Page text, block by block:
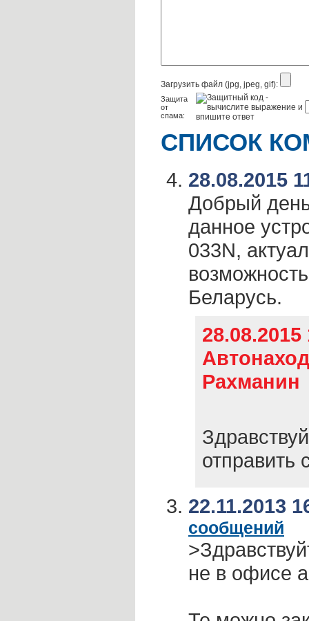
Загрузить файл (jpg, jpeg, gif):
Защита
от
спама:
СПИСОК
28.08.2015
Добрый
данное
033N,
Беларусь.
28.08.2015
Рахманин
отправить
22.11.2013
сообщений
не в офисе